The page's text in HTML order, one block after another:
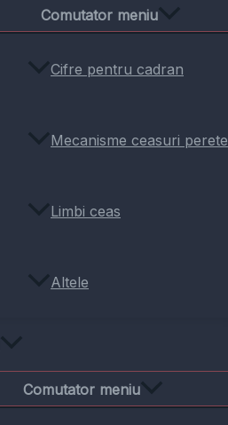
Comutator meniu
Cifre pentru cadran
Mecanisme ceasuri perete
Limbi ceas
Altele
Comutator meniu